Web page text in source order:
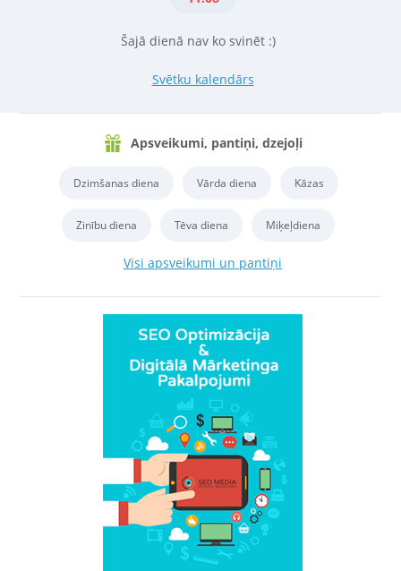
Šajā dienā nav ko svinēt :)
Svētku kalendārs
Apsveikumi, pantiņi, dzejoļi
Dzimšanas diena Vārda diena Kāzas
Zinību diena Tēva diena Miķeļdiena
Visi apsveikumi un pantiņi